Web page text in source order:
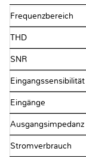
Frequenzbereich
THD
SNR
Eingangssensibilität
Eingänge
Ausgangsimpedanz
Stromverbrauch